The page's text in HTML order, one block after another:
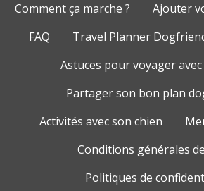
Comment ça marche ?
Ajouter
FAQ
Travel Planner
Astuces pour voyager
Partager son bon plan
Activités avec son chien
Conditions générales
Politiques de